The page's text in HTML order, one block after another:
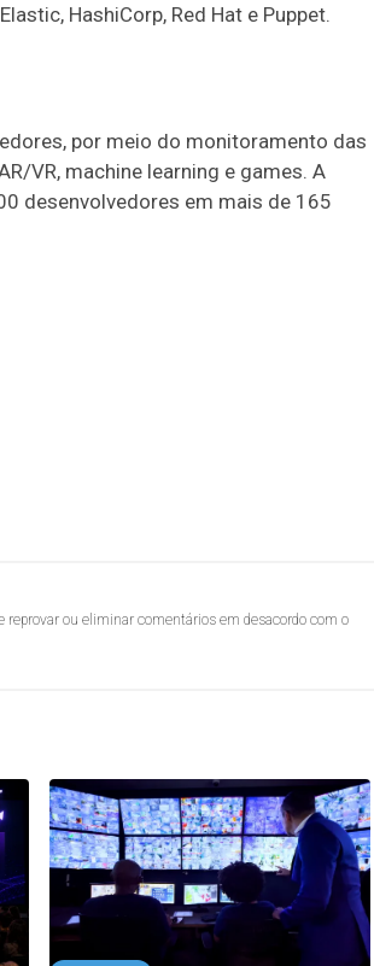
HashiCorp, Red Hat e Puppet.
por meio do monitoramento das
VR, machine learning e games. A
desenvolvedores em mais de 165
reprovar ou eliminar comentários em desacordo com o